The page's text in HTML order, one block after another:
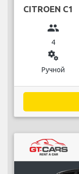
CITROEN C1
group
4
miscellaneous_services
Ручной